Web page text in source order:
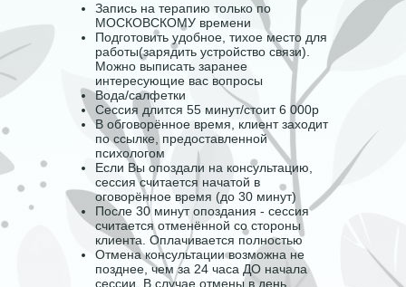
Запись на терапию только по
МОСКОВСКОМУ времени
Подготовить удобное, тихое место для
работы(зарядить устройство связи).
Можно выписать заранее
интересующие вас вопросы
Вода/салфетки
Сессия длится 55 минут/стоит 6 000р
В обговорённое время, клиент заходит
по ссылке, предоставленной
психологом
Если Вы опоздали на консультацию,
сессия считается начатой в
оговорённое время (до 30 минут)
После 30 минут опоздания - сессия
считается отменённой со стороны
клиента. Оплачивается полностью
Отмена консультации возможна не
позднее, чем за 24 часа ДО начала
сессии. В случае отмены в день